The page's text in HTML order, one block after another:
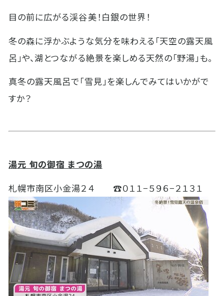
目の前に広がる渓谷美！白銀の世界！
冬の森に浮かぶような気分を味わえる「天空の露天風
呂」や、湖とつながる絶景を楽しめる天然の「野湯」も。
真冬の露天風呂で「雪見」を楽しんでみてはいかがで
すか？
湯元 旬の御宿 まつの湯
札幌市南区小金湯２４ ☎０１１−５９６−２１３１